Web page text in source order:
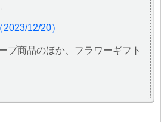
12/20）
プ商品のほか、フラワーギフト